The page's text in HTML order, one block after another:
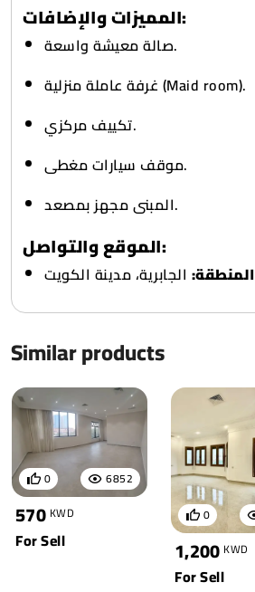
المميزات والإضافات:
صالة معيشة واسعة.
غرفة عاملة منزلية (Maid room).
تكييف مركزي.
موقف سيارات مغطى.
المبنى مجهز بمصعد.
الموقع والتواصل:
المنطقة:
Similar products
6852
0
570 KWD
For Sell
0
1,200 KWD
For Sell